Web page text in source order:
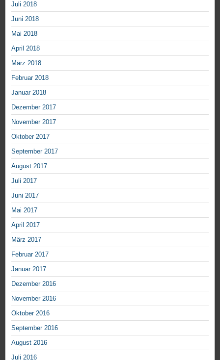
Juli 2018
Juni 2018
Mai 2018
April 2018
März 2018
Februar 2018
Januar 2018
Dezember 2017
November 2017
Oktober 2017
September 2017
August 2017
Juli 2017
Juni 2017
Mai 2017
April 2017
März 2017
Februar 2017
Januar 2017
Dezember 2016
November 2016
Oktober 2016
September 2016
August 2016
Juli 2016